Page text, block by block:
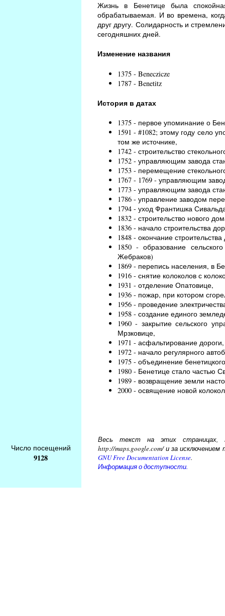
Жизнь в Бенетице была
обрабатываемая. И во времена,
друг другу. Солидарность и
сегодняшних дней.
Изменение названия
1375 - Beneczicze
1787 - Benetitz
История в датах
1375 - первое упоминание о
1591 - #1082; этому году село
том же источнике,
1742 - строительство
1752 - управляющим завода
1753 - перемещение
1767 - 1769 - управляющим
1773 - управляющим завода
1786 - управление заводом
1794 - уход Франтишка
1832 - строительство нового
1836 - начало строительства
1848 - окончание строительства
1850 - образование
Жебраков)
1869 - перепись населения, в
1916 - снятие колоколов с
1931 - отделение Опатовице,
1936 - пожар, при котором
1956 - проведение
1958 - создание единого
1960 - закрытие сельского
Мрзковице,
1971 - асфальтирование
1972 - начало регулярного
1975 - объединение
1980 - Бенетице стало частью
1989 - возвращение земли
2000 - освящение новой
Число посещений
9128
Весь текст на этих страницах,
http://maps.google.com/ и за
GNU Free Documentation License.
Информация о доступности.